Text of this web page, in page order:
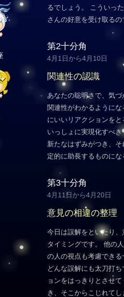
るでしょう。 こういっ
さんの好意を受け取るの
第2十分角
4月1日から4月10日
関連性の認識
あなたの聡明さで、気
関連性がわかるように
にいいリアクションを
いっしょに実現化すべ
新たなはずみがつき、
定的に助長するものにな
第3十分角
4月11日から4月20日
意見の相違の整理
今日は誤解をといたり
タイミングです。 他の
の人の視点も考慮でき
どんな誤解にも太刀打
ョンをはっきりとさせ
き、そこからこじれて